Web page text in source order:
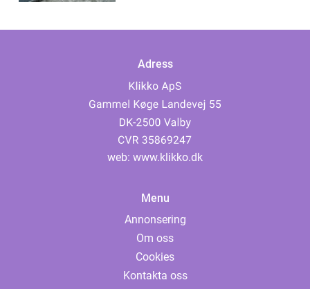
Adress
web: www.klikko.dk
Menu
Annonsering
Om oss
Cookies
Kontakta oss